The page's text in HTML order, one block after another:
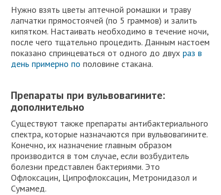
Нужно взять цветы аптечной ромашки и траву
лапчатки прямостоячей (по 5 граммов) и залить
кипятком. Настаивать необходимо в течение ночи,
после чего тщательно процедить. Данным настоем
показано спринцеваться от одного до двух раз в
день примерно по половине стакана.
Препараты при вульвовагините:
дополнительно
Существуют также препараты антибактериального
спектра, которые назначаются при вульвовагините.
Конечно, их назначение главным образом
производится в том случае, если возбудитель
болезни представлен бактериями. Это
Офлоксацин, Ципрофлоксацин, Метронидазол и
Сумамед.